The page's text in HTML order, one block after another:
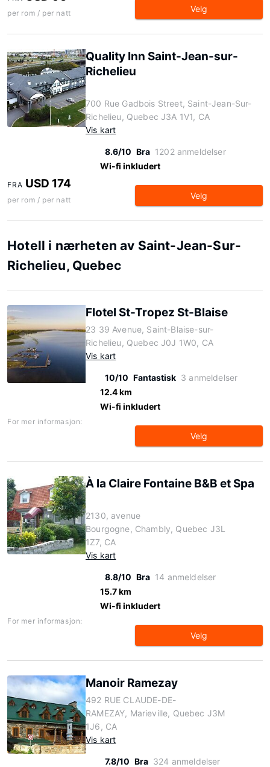
per rom / per natt Velg
Quality Inn Saint-Jean-sur-
Richelieu
700 Rue Gadbois Street, Saint-Jean-Sur-
Richelieu, Quebec J3A 1V1, CA
Vis kart
8.6/10 Bra 1202 anmeldelser
Wi-fi inkludert
FRA USD 174
per rom / per natt Velg
Hotell i nærheten av Saint-Jean-Sur-
Richelieu, Quebec
Flotel St-Tropez St-Blaise
23 39 Avenue, Saint-Blaise-sur-
Richelieu, Quebec J0J 1W0, CA
Vis kart
10/10 Fantastisk 3 anmeldelser
12.4 km
Wi-fi inkludert
For mer informasjon:
Velg
À la Claire Fontaine B&B et Spa
2130, avenue
Bourgogne, Chambly, Quebec J3L
1Z7, CA
Vis kart
8.8/10 Bra 14 anmeldelser
15.7 km
Wi-fi inkludert
For mer informasjon:
Velg
Manoir Ramezay
492 RUE CLAUDE-DE-
RAMEZAY, Marieville, Quebec J3M
1J6, CA
Vis kart
7.8/10 Bra 324 anmeldelser